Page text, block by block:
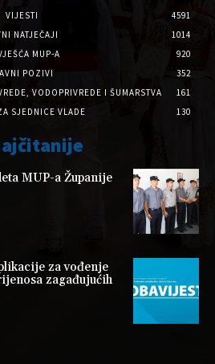
VIJESTI
4591
NATJEČAJI
1014
MUP-A
920
POZIVI
352
VODOPRIVREDE I ŠUMARSTVA
161
SJEDNICE VLADE
130
MUP-a Županije
za vođenje
zagađujućih